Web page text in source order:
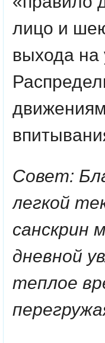
лицо и
выхода на
Совет:
легкой
санскрин
дневной
теплое